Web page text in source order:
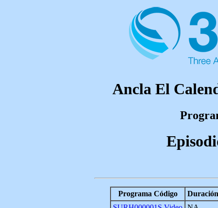
Ancla El
Programa Código
Duración